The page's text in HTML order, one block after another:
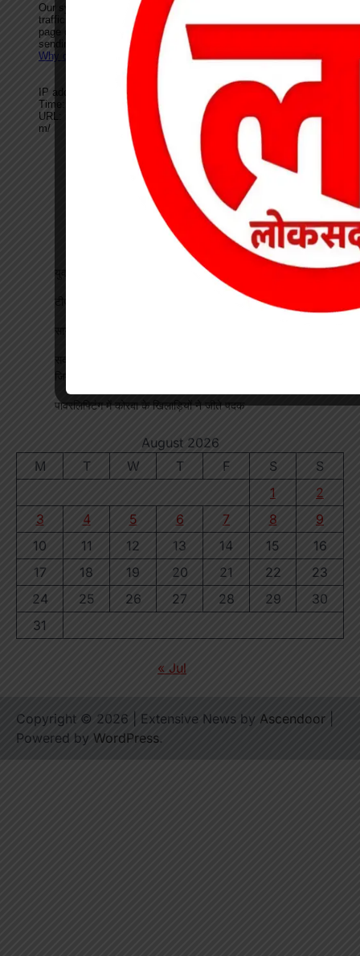
युवती से मारपीट कर मोबाइल लूटने वाला आरोपी गिरफ्तार
टीपी नगर में ऑटो चालकों की बैठक, यातायात नियमों के पालन पर जोर
पावरलिफ्टिंग में कोरबा के खिलाड़ियों ने जीते पदक
August 2026
M
T W T F S
S
1
2
3
4 5 6 7 8
9
10
11 12 13 14 15
16
17
18 19 20 21 22
23
24
25 26 27 28 29
30
31
« Jul
Copyright © 2026 | Extensive News by Ascendoor
Powered by WordPress.